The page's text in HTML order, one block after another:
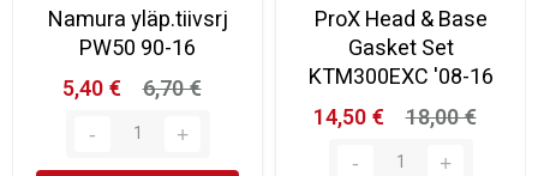
Namura yläp.tiivsrj
PW50 90-16
5,40 €
6,70 €
ProX Head & Base
Gasket Set
KTM300EXC '08-16
14,50 €
18,00 €